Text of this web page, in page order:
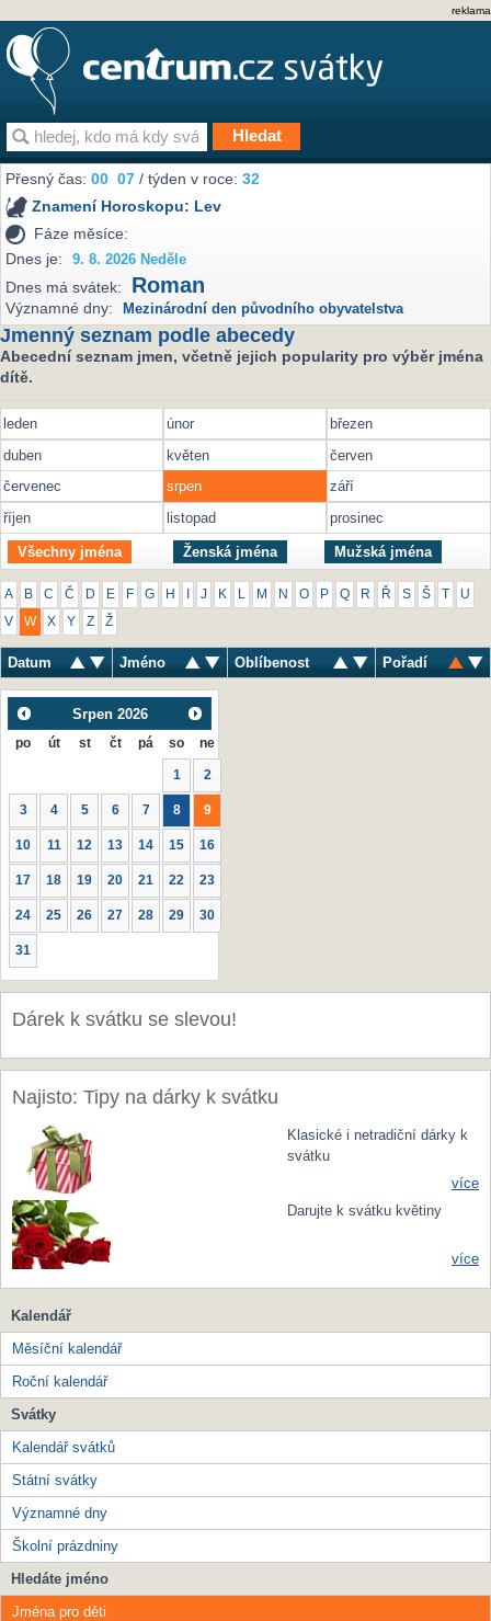
reklama
Přesný čas:00 07 / týden v roce:32
Znamení Horoskopu: Lev
Fáze měsíce:
Dnes je:
9. 8. 2026 Neděle
Dnes má svátek: Roman
Významné dny: Mezinárodní den původního obyvatelstva
Jmenný seznam podle abecedy
Abecední seznam jmen, včetně jejich popularity pro výběr jména
dítě.
leden únor
březen
duben
květen
červen
červenec
srpen
září
říjen
listopad prosinec
Všechny jména Ženská jména Mužská jména
A B C Č D E F G H J K M N O P Q R Ř S Š U
V W X Y Z Ž
Datum Jméno Oblíbenost Pořadí
Srpen 2026
po út st čt pá so ne
1 2
3 4 5 6 7 8 9
10 11 12 13 14 15 16
17 18 19 20 21 22 23
24 25 26 27 28 29 30
31
Dárek k svátku se slevou!
Najisto: Tipy na dárky k svátku
Klasické i netradiční dárky k
svátku
více
Darujte k svátku květiny
více
Kalendář
Měsíční kalendář
Roční kalendář
Svátky
Kalendář svátků
Státní svátky
Významné dny
Školní prázdniny
Hledáte jméno
Jména pro děti